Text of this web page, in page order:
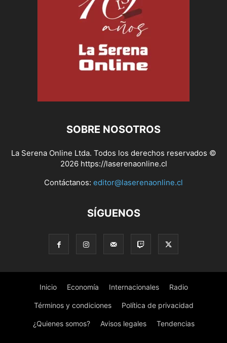
SOBRE NOSOTROS
La Serena Online Ltda. Todos los derechos reservados ©
2026 https://laserenaonline.cl
Contáctanos: editor@laserenaonline.cl
SÍGUENOS
Inicio Economía Internacionales Radio
Términos y condiciones Política de privacidad
¿Quienes somos? Avisos legales Tendencias